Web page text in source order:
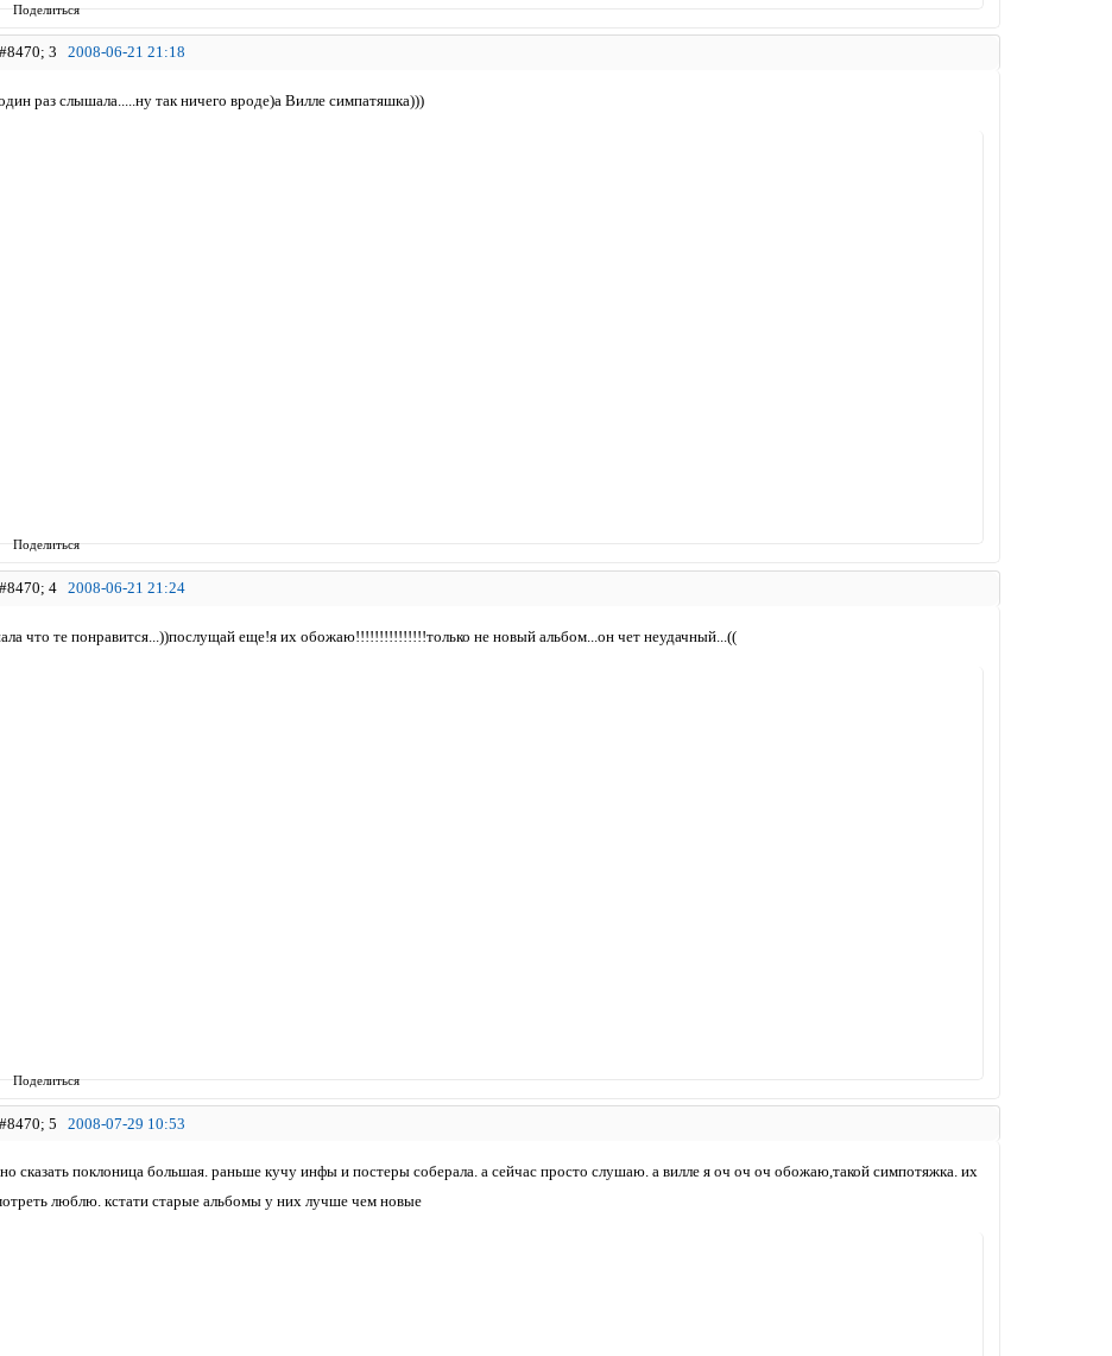
Поделиться
Поделиться
3 2008-06-21 21:18
раз слышала.....ну так ничего вроде)а Вилле симпатяшка)))
Поделиться
4 2008-06-21 21:24
что те понравится...))послущай еще!я их обожаю!!!!!!!!!!!!!!!только не новый альбом...он чет неудачный...((
5 2008-07-29 10:53
сказать поклоница большая. раньше кучу инфы и постеры соберала. а сейчас просто слушаю. а вилле я оч оч оч обожаю,такой симпотяжка. их
люблю. кстати старые альбомы у них лучше чем новые